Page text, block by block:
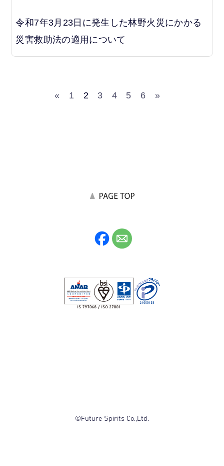
令和7年3月23日に発生した林野火災にかかる
災害救助法の適用について
« 1 2 3 4 5 6 »
©Future Spirits Co.,Ltd.